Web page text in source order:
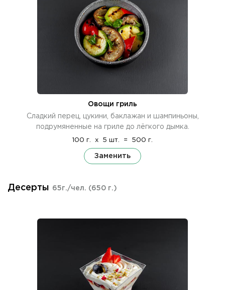
Овощи гриль
Сладкий перец, цукини, баклажан и шампиньоны,
подрумяненные на гриле до лёгкого дымка.
100 г. x 5 шт. = 500 г.
Заменить
Десерты 65г./чел. (650 г.)